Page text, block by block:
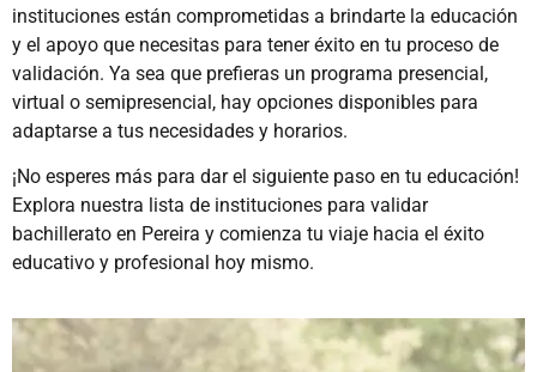
instituciones están comprometidas a brindarte la educación
y el apoyo que necesitas para tener éxito en tu proceso de
validación. Ya sea que prefieras un programa presencial,
virtual o semipresencial, hay opciones disponibles para
adaptarse a tus necesidades y horarios.
¡No esperes más para dar el siguiente paso en tu educación!
Explora nuestra lista de instituciones para validar
bachillerato en Pereira y comienza tu viaje hacia el éxito
educativo y profesional hoy mismo.